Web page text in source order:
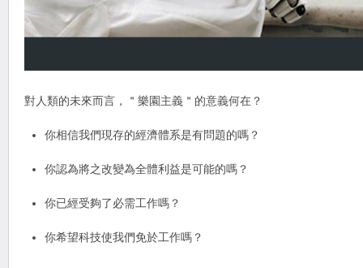
對人類的未來而言，＂樂園主義＂的意義何在？
你相信我們現存的經濟體系是有問題的嗎？
你認為將之改變為全體利益是可能的嗎？
你已經受夠了必需工作嗎？
你希望科技使我們免於工作嗎？